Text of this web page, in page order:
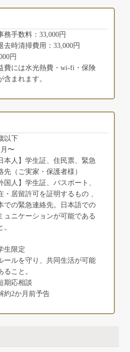
務手数料：33,000円
去時清掃費用：33,000円
円
費には水光熱費・wi-fi・保険
含まれます。
以下
〜
本人】学生証、住民票、緊急
先（ご実家・保護者様）
国人】学生証、パスポート、
・居留許可を証明するもの 、
での緊急連絡先。日本語での
ュニケーションが可能である
。
生限定
ールを守り、共同生活が可能
ること。
期応相談
約2か月前予告